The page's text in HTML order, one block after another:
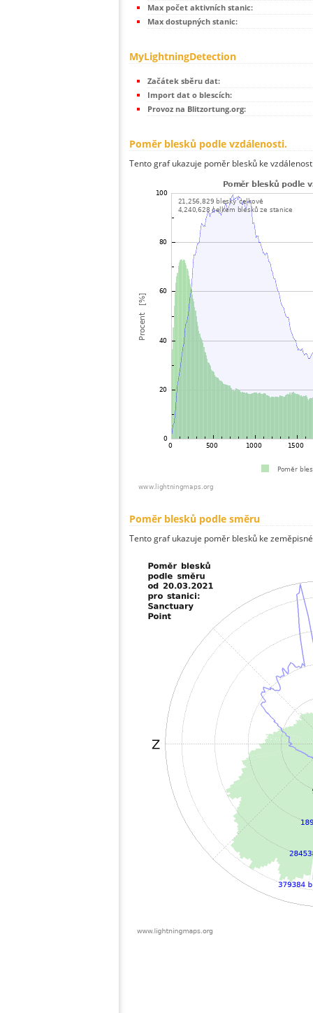
Max počet aktivních stanic:
Max dostupných stanic:
MyLightningDetection
Začátek sběru dat:
Import dat o blescích:
Provoz na Blitzortung.org:
Poměr blesků podle vzdálenosti.
Tento graf ukazuje poměr blesků ke
Poměr blesků podle směru
Tento graf ukazuje poměr blesků ke